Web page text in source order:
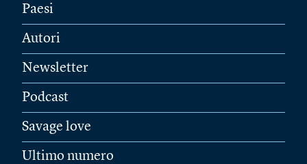
Paesi
Autori
Newsletter
Podcast
Savage love
Ultimo numero